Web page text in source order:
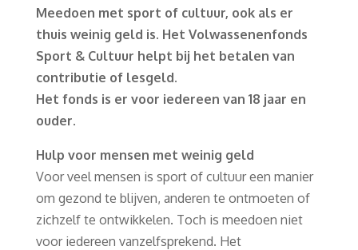
Meedoen met sport of cultuur, ook als er
thuis weinig geld is. Het Volwassenenfonds
Sport & Cultuur helpt bij het betalen van
contributie of lesgeld.
Het fonds is er voor iedereen van 18 jaar en
ouder.
Hulp voor mensen met weinig geld
Voor veel mensen is sport of cultuur een manier
om gezond te blijven, anderen te ontmoeten of
zichzelf te ontwikkelen. Toch is meedoen niet
voor iedereen vanzelfsprekend. Het